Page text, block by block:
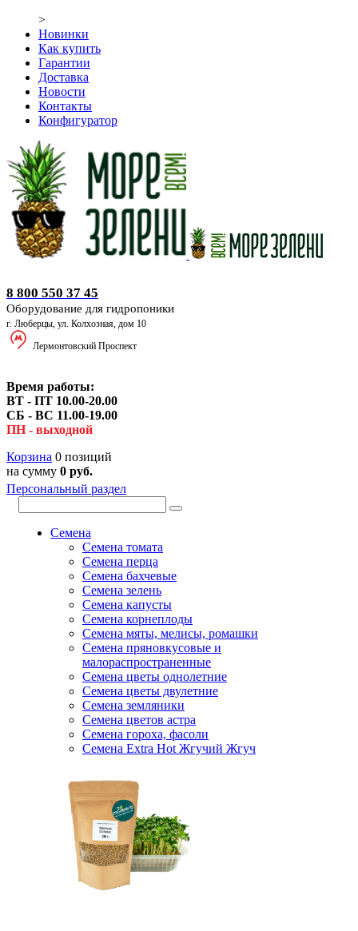
>
Новинки
Как купить
Гарантии
Доставка
Новости
Контакты
Конфигуратор
8 800 550 37 45
Оборудование для гидропоники
г. Люберцы, ул. Колхозная, дом 10
Лермонтовский Проспект
Время работы:
ВТ - ПТ 10.00-20.00
СБ - ВС 11.00-19.00
ПН - выходной
Корзина 0 позиций
на сумму 0 руб.
Персональный раздел
Семена
Семена томата
Семена перца
Семена бахчевые
Семена зелень
Семена капусты
Семена корнеплоды
Семена мяты, мелисы, ромашки
Семена пряновкусовые и
малораспространенные
Семена цветы однолетние
Семена цветы двулетние
Семена земляники
Семена цветов астра
Семена гороха, фасоли
Семена Extra Hot Жгучий Жгуч